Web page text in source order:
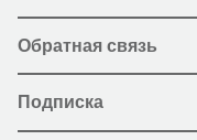
Обратная связь
Подписка